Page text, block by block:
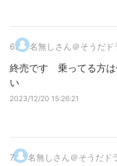
6. 名無しさん＠そうだド
終売です 乗ってる方は
い
2023/12/20 15:26:21
7. 名無しさん＠そうだド